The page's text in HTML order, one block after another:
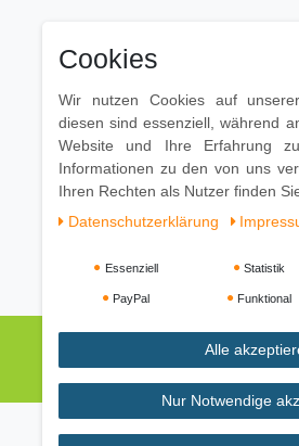
Cookies
Wir nutzen Cookies auf
diesen sind essenziell, während
Website und Ihre Erfahrung
Informationen zu den von uns
Ihren Rechten als Nutzer finden
Daten­schutz­erklärung
Essenziell Statistik
PayPal Funktional
Alle
Nur Notwendige